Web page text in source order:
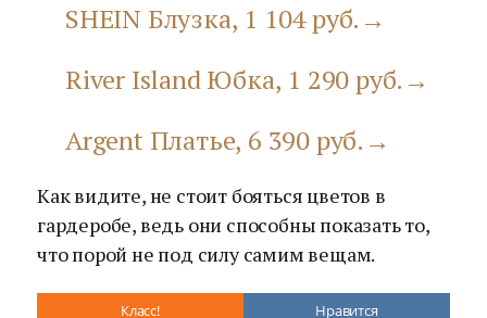
SHEIN Блузка, 1 104 руб.→
River Island Юбка, 1 290 руб.→
Argent Платье, 6 390 руб.→
Как видите, не стоит бояться цветов в
гардеробе, ведь они способны показать то,
что порой не под силу самим вещам.
Класс! Нравится